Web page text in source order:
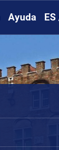
Ayuda ES